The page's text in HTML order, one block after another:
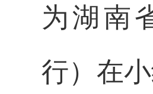
为湖南
行）在